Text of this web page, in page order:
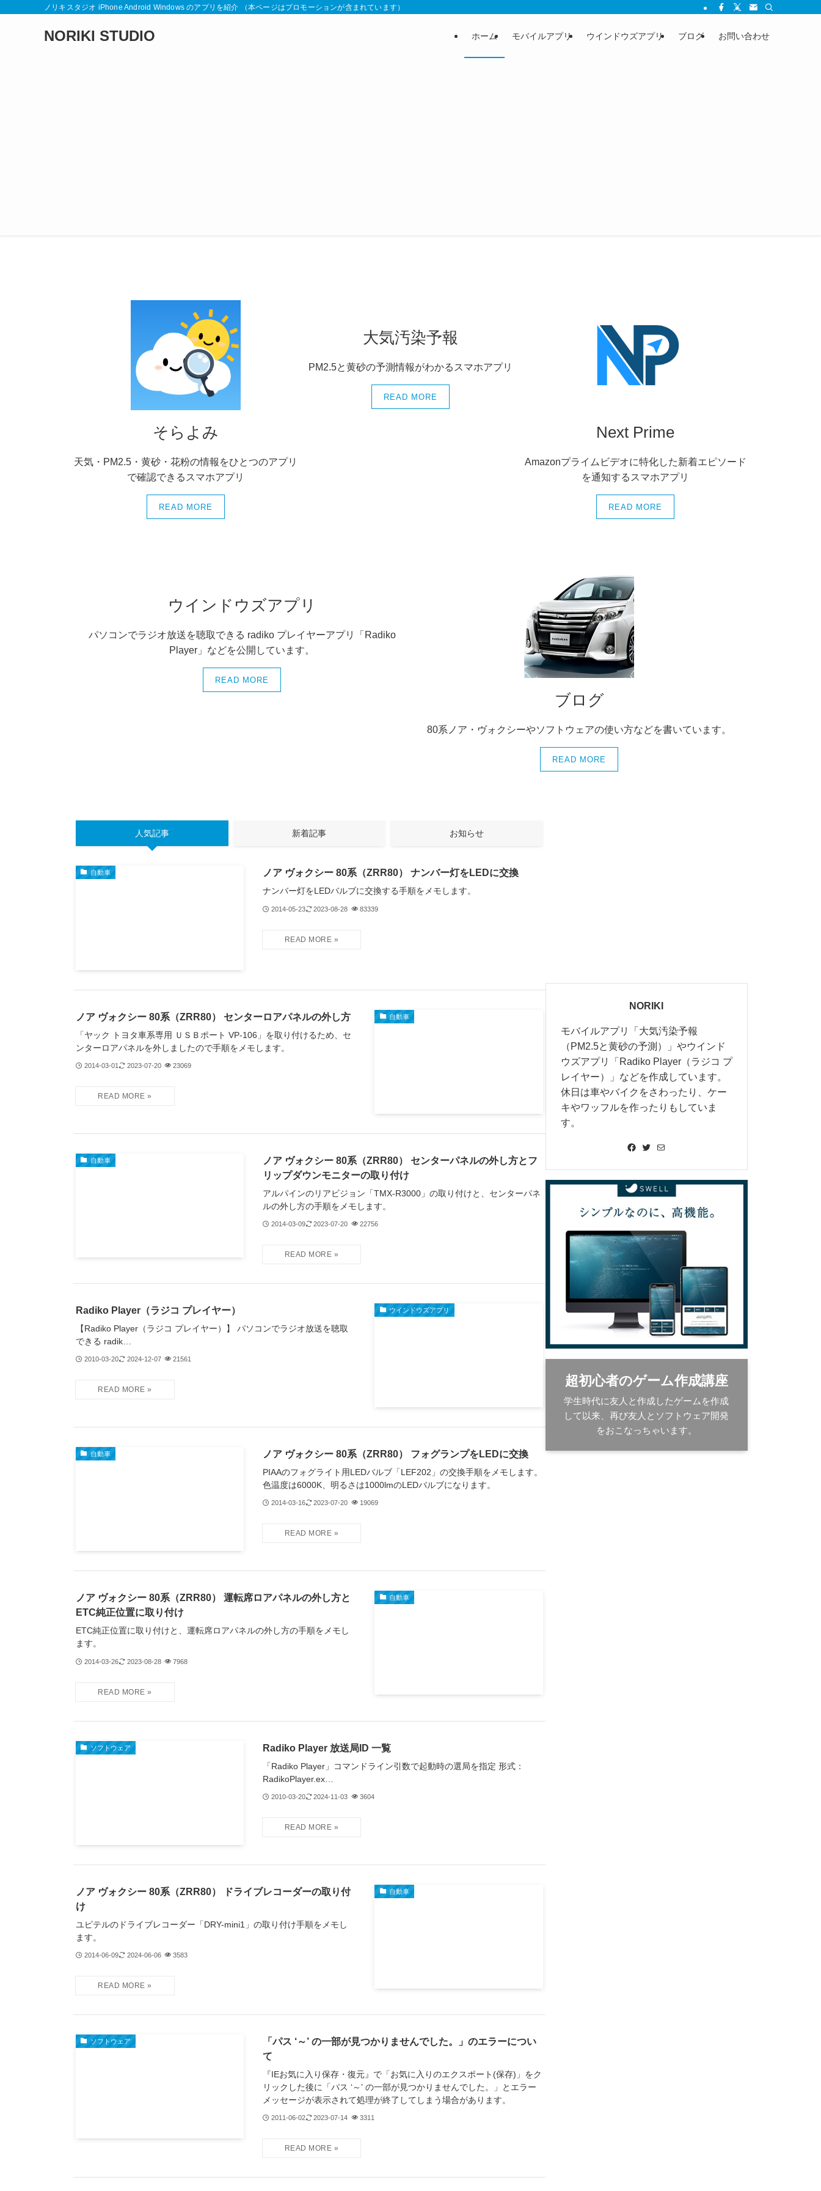
ノリキスタジオ iPhone Android Windows のアプリを紹介 （本ページはプロモーションが含まれています）
NORIKI STUDIO ホーム モバイルアプリ ウインドウズアプリ ブログ お問い合わせ
そらよみ
天気・PM2.5・黄砂・花粉の情報をひとつのアプリ
で確認できるスマホアプリ
READ MORE
大気汚染予報
PM2.5と黄砂の予測情報がわかるスマホアプリ
READ MORE
Next Prime
Amazonプライムビデオに特化した新着エピソード
を通知するスマホアプリ
READ MORE
ウインドウズアプリ
パソコンでラジオ放送を聴取できる radiko プレイヤーアプリ「Radiko
Player」などを公開しています。
READ MORE
ブログ
80系ノア・ヴォクシーやソフトウェアの使い方などを書いています。
READ MORE
人気記事 新着記事 お知らせ
自動車 ノア ヴォクシー 80系（ZRR80） ナンバー灯をLEDに交換
ナンバー灯をLEDバルブに交換する手順をメモします。
2014-05-23 2023-08-28 83339
自動車
ノア ヴォクシー 80系（ZRR80） センターロアパネルの外し方
「ヤック トヨタ車系専用 ＵＳＢポート VP-106」を取り付けるため、セ
ンターロアパネルを外しましたので手順をメモします。
2014-03-01 2023-07-20 23069
自動車
ノア ヴォクシー 80系（ZRR80） センターパネルの外し方とフ
リップダウンモニターの取り付け
アルパインのリアビジョン「TMX-R3000」の取り付けと、センターパネ
ルの外し方の手順をメモします。
2014-03-09 2023-07-20 22756
ウインドウズアプリ
Radiko Player（ラジコ プレイヤー）
【Radiko Player（ラジコ プレイヤー）】 パソコンでラジオ放送を聴取
できる radik…
2010-03-20 2024-12-07 21561
自動車 ノア ヴォクシー 80系（ZRR80） フォグランプをLEDに交換
PIAAのフォグライト用LEDバルブ「LEF202」の交換手順をメモします。
色温度は6000K、明るさは1000lmのLEDバルブになります。
2014-03-16 2023-07-20 19069
自動車
ノア ヴォクシー 80系（ZRR80） 運転席ロアパネルの外し方と
ETC純正位置に取り付け
ETC純正位置に取り付けと、運転席ロアパネルの外し方の手順をメモし
ます。
2014-03-26 2023-08-28 7968
ソフトウェア Radiko Player 放送局ID 一覧
「Radiko Player」コマンドライン引数で起動時の選局を指定 形式：
RadikoPlayer.ex…
2010-03-20 2024-11-03 3604
自動車
ノア ヴォクシー 80系（ZRR80） ドライブレコーダーの取り付
け
ユピテルのドライブレコーダー「DRY-mini1」の取り付け手順をメモし
ます。
2014-06-09 2024-06-06 3583
ソフトウェア
「パス ‘～’ の一部が見つかりませんでした。」のエラーについ
て
『IEお気に入り保存・復元』で「お気に入りのエクスポート(保存)」をク
リックした後に「パス ‘～’ の一部が見つかりませんでした。」とエラー
メッセージが表示されて処理が終了してしまう場合があります。
2011-06-02 2023-07-14 3311
NORIKI
モバイルアプリ「大気汚染予報
（PM2.5と黄砂の予測）」やウインド
ウズアプリ「Radiko Player（ラジコ プ
レイヤー）」などを作成しています。
休日は車やバイクをさわったり、ケー
キやワッフルを作ったりもしていま
す。
Facebook Twitter メール
超初心者のゲーム作成講座
学生時代に友人と作成したゲームを作成
して以来、再び友人とソフトウェア開発
をおこなっちゃいます。